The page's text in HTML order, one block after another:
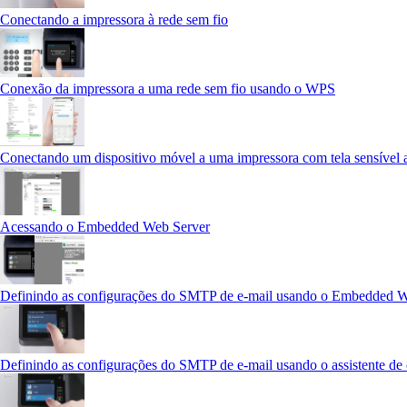
Conectando a impressora à rede sem fio
Conexão da impressora a uma rede sem fio usando o WPS
Conectando um dispositivo móvel a uma impressora com tela sensível
Acessando o Embedded Web Server
Definindo as configurações do SMTP de e-mail usando o Embedded
Definindo as configurações do SMTP de e-mail usando o assistente